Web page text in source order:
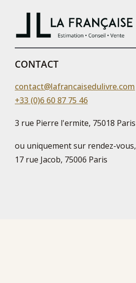
CONTACT
contact@lafrancaisedulivre.com
+33 (0)6 60 87 75 46
3 rue Pierre l'ermite, 75018 Paris
ou uniquement sur rendez-vous,
17 rue Jacob, 75006 Paris